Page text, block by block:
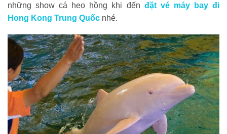
những show cá heo hồng khi đến đặt vé máy bay đi
Hong Kong Trung Quốc nhé.